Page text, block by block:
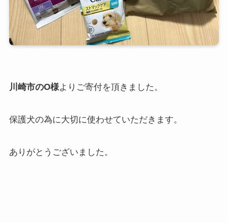
川崎市のO様よりご寄付を頂きました。
保護犬の為に大切に使わせていただきます。
ありがとうございました。